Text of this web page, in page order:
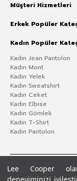
Lee Cooper
Müşteri Hizmetleri
Erkek Popüler
Kadın Popüler
Kadın Jean Pantolon
Kadın Mont
Kadın Yelek
Kadın Sweatshirt
Kadın Ceket
Kadın Elbise
Kadın Gömlek
Kadın T-Shirt
Kadın Pantolon